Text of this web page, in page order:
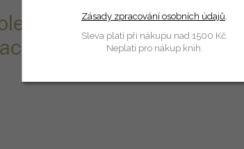
maket jako
Zásady zpracování osobních údajů.
Sleva platí při nákupu nad 1500 Kč.
Neplatí pro nákup knih.